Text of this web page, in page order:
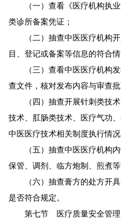
（一）查看《医疗机构执业
类诊所备案凭证；
（二）抽查中医医疗机构开
目、登记或备案等信息的符合情
（三）查看中医医疗机构发
查文件，核对发布内容与审查
（四）抽查开展针刺类技术
技术、肛肠类技术、医疗气功
中医医疗技术相关制度执行情况
（五）抽查中医医疗机构内
保管、调剂、临方炮制、煎煮等
（六）抽查膏方的处方开具
是否符合规定。
第七节 医疗质量安全管理